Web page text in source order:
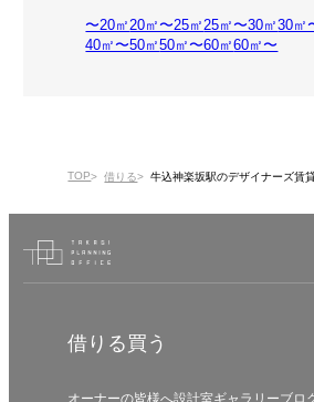
〜20㎡ 20㎡〜25㎡ 25㎡〜30㎡30㎡
40㎡〜50㎡50㎡〜60㎡60㎡〜
TOP 借りる 牛込神楽坂駅のデザイナーズ賃
借りる 買う
オーナーの皆様へ設計室ギャラリーブロ